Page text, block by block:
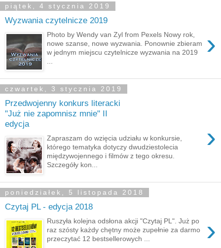
piątek, 4 stycznia 2019
Wyzwania czytelnicze 2019
›
Photo by Wendy van Zyl from Pexels Nowy rok,
nowe szanse, nowe wyzwania. Ponownie zbieram
w jednym miejscu czytelnicze wyzwania na 2019
czwartek, 3 stycznia 2019
Przedwojenny konkurs literacki
"Już nie zapomnisz mnie" II
edycja
›
Zapraszam do wzięcia udziału w konkursie,
którego tematyka dotyczy dwudziestolecia
międzywojennego i filmów z tego okresu.
Szczegóły kon...
poniedziałek, 5 listopada 2018
Czytaj PL - edycja 2018
›
Ruszyła kolejna odsłona akcji "Czytaj PL". Już po
raz szósty każdy chętny może zupełnie za darmo
przeczytać 12 bestsellerowych ...